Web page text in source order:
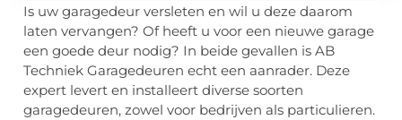
Is uw garagedeur versleten en wil u deze daarom
laten vervangen? Of heeft u voor een nieuwe garage
een goede deur nodig? In beide gevallen is AB
Techniek Garagedeuren echt een aanrader. Deze
expert levert en installeert diverse soorten
garagedeuren, zowel voor bedrijven als particulieren.